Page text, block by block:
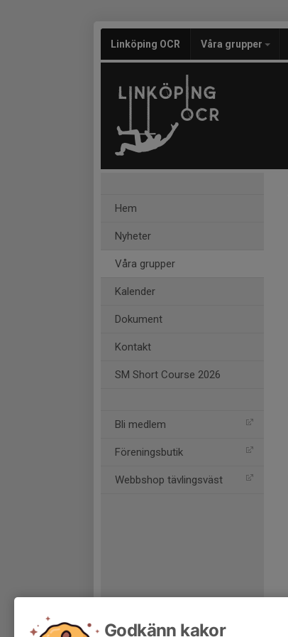
Linköping OCR Våra grupper
Hem
Nyheter
Våra grupper
Kalender
Dokument
Kontakt
SM Short Course 2026
Bli medlem
Föreningsbutik
Webbshop tävlingsväst
Godkänn kakor